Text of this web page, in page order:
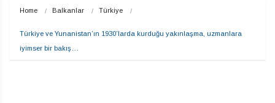
Home Balkanlar Türkiye
Türkiye ve Yunanistan’ın 1930’larda kurduğu yakınlaşma, uzmanlara
iyimser bir bakış…